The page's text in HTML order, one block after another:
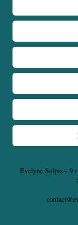
Evelyne Sulpis - 9